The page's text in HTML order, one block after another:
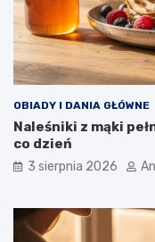
OBIADY I DANIA GŁÓWNE
Naleśniki z mąki
co dzień
3 sierpnia 2026